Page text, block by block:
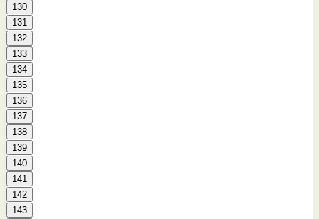
130
131
132
133
134
135
136
137
138
139
140
141
142
143